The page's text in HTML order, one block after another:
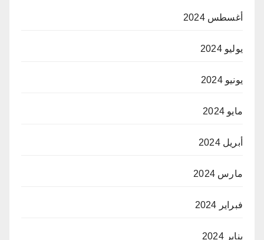
أغسطس 2024
يوليو 2024
يونيو 2024
مايو 2024
أبريل 2024
مارس 2024
فبراير 2024
يناير 2024